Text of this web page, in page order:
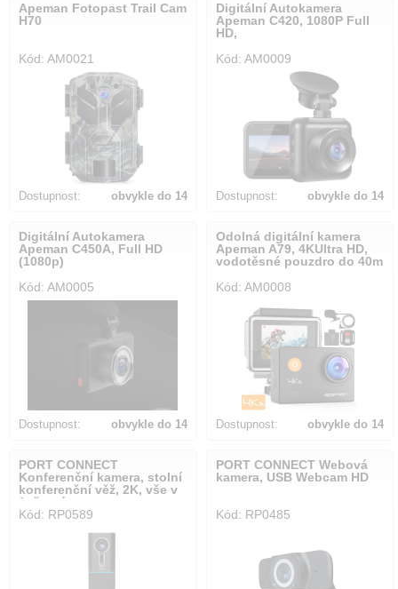
Apeman Fotopast Trail Cam
H70
Kód: AM0021
Dostupnost:
obvykle do 14
Digitální Autokamera
Apeman C420, 1080P Full
HD,
Kód: AM0009
Dostupnost:
obvykle do 14
Digitální Autokamera
Apeman C450A, Full HD
(1080p)
Kód: AM0005
Dostupnost:
obvykle do 14
Odolná digitální kamera
Apeman A79, 4KUltra HD,
vodotěsné pouzdro do 40m
Kód: AM0008
Dostupnost:
obvykle do 14
PORT CONNECT
Konferenční kamera, stolní
konferenční věž, 2K, vše v
1, černá
Kód: RP0589
PORT CONNECT Webová
kamera, USB Webcam HD
Kód: RP0485